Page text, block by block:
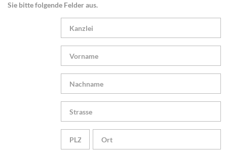
Sie bitte folgende Felder aus.